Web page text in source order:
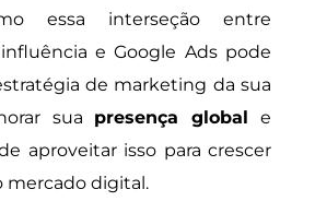
essa interseção entre
e Google Ads pode
de marketing da sua
sua presença global e
aproveitar isso para crescer
digital.